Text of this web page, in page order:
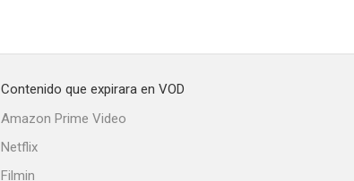
Contenido que expirara en VOD
Amazon Prime Video
Netflix
Filmin